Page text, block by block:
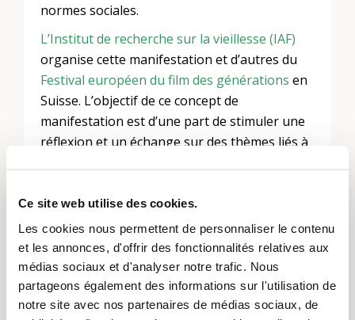
Ce site web utilise des cookies.
Les cookies nous permettent de personnaliser le contenu
et les annonces, d'offrir des fonctionnalités relatives aux
médias sociaux et d'analyser notre trafic. Nous
partageons également des informations sur l'utilisation de
notre site avec nos partenaires de médias sociaux, de
normes sociales.
L’Institut de recherche sur la vieillesse (IAF)
organise cette manifestation et d’autres du
Festival européen du film des générations en
Suisse. L’objectif de ce concept de
manifestation est d’une part de stimuler une
réflexion et un échange sur des thèmes liés à
les personnes de tout âge et de toute culture.
Plus d’informations
Vous trouverez de plus amples informations
sur l’événement sur lesite web de l’OST –